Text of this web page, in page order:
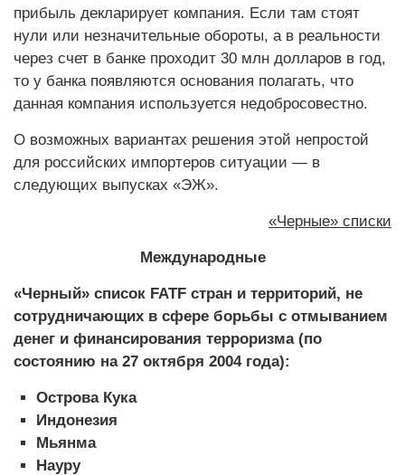
прибыль декларирует компания. Если там стоят
нули или незначительные обороты, а в реальности
через счет в банке проходит 30 млн долларов в год,
то у банка появляются основания полагать, что
данная компания используется недобросовестно.
О возможных вариантах решения этой непростой
для российских импортеров ситуации — в
следующих выпусках «ЭЖ».
«Черные» списки
Международные
«Черный» список FATF стран и территорий, не
сотрудничающих в сфере борьбы с отмыванием
денег и финансирования терроризма (по
состоянию на 27 октября 2004 года):
Острова Кука
Индонезия
Мьянма
Науру